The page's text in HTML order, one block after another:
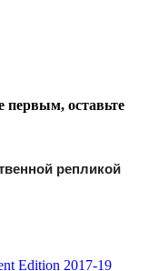
первым, оставьте
репликой